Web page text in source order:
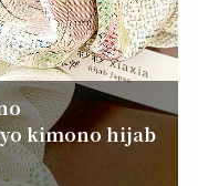
kimono hijab